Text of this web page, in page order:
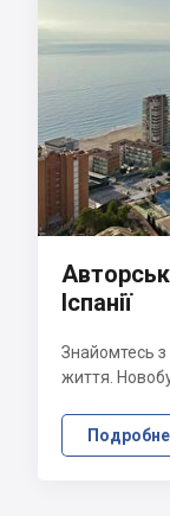
Іспанії
Знайомтесь
життя.